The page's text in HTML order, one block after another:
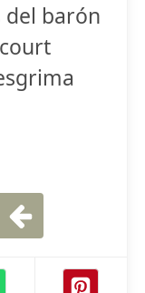
barón